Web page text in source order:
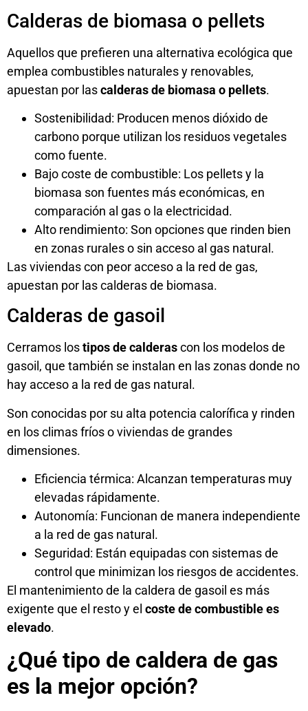
Calderas de biomasa o pellets
Aquellos que prefieren una alternativa ecológica que
emplea combustibles naturales y renovables,
apuestan por lascalderas de biomasa o pellets.
Sostenibilidad: Producen menos dióxido de
carbono porque utilizan los residuos vegetales
como fuente.
Bajo coste de combustible: Los pellets y la
biomasa son fuentes más económicas, en
comparación al gas o la electricidad.
Alto rendimiento: Son opciones que rinden bien
en zonas rurales o sin acceso al gas natural.
Las viviendas con peor acceso a la red de gas,
apuestan por las calderas de biomasa.
Calderas de gasoil
Cerramos lostipos de calderascon los modelos de
gasoil, que también se instalan en las zonas donde no
hay acceso a la red de gas natural.
Son conocidas por su alta potencia calorífica y rinden
en los climas fríos o viviendas de grandes
dimensiones.
Eficiencia térmica: Alcanzan temperaturas muy
elevadas rápidamente.
Autonomía: Funcionan de manera independiente
a la red de gas natural.
Seguridad: Están equipadas con sistemas de
control que minimizan los riesgos de accidentes.
El mantenimiento de la caldera de gasoil es más
exigente que el resto y el coste de combustible es
elevado.
¿Qué tipo de caldera de gas
es la mejor opción?